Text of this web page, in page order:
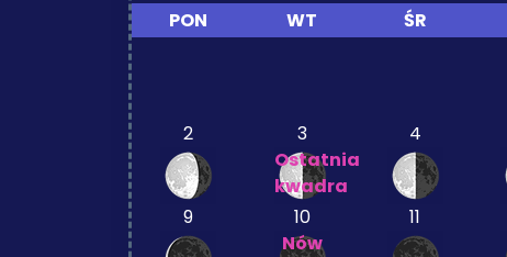
PON WT ŚR
2
3
Ostatnia
kwadra
4
9
10
Nów
11